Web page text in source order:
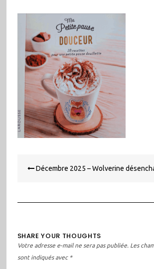
de Décembre 2025 – Wolverine
SHARE YOUR THOUGHTS
Votre adresse e-mail ne sera pas publiée. Les
sont indiqués avec *